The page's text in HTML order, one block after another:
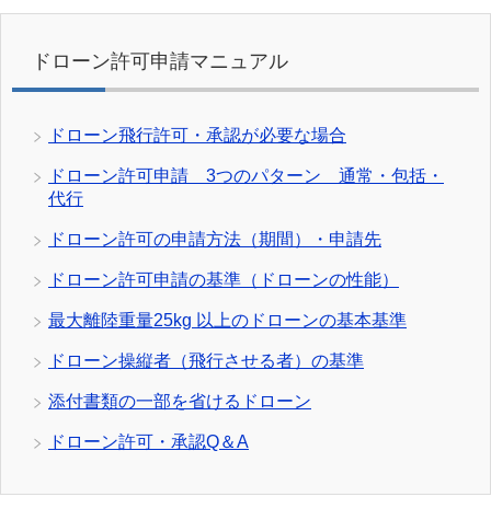
ドローン許可申請マニュアル
ドローン飛行許可・承認が必要な場合
ドローン許可申請 3つのパターン 通常・包括・
代行
ドローン許可の申請方法（期間）・申請先
ドローン許可申請の基準（ドローンの性能）
最大離陸重量25kg 以上のドローンの基本基準
ドローン操縦者（飛行させる者）の基準
添付書類の一部を省けるドローン
ドローン許可・承認Q＆A